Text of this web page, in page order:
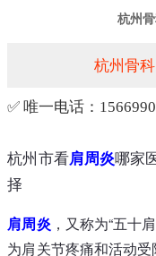
杭州
杭州骨
✅ 唯一电话：
杭州市看肩周炎哪家
择
肩周炎，又称为“五十
为肩关节疼痛和活动